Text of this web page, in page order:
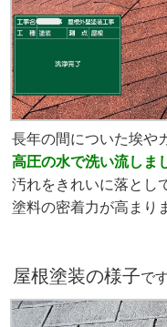
長年の間についた埃や
高圧の水で洗い流しま
汚れをきれいに落とし
塗料の密着力が高まり
屋根塗装の様子で